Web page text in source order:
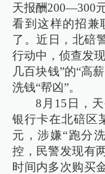
天报酬200—300
看到这样的招兼
了。近日，北碚
行动中，侦查发
几百块钱”的“高
洗钱“帮凶”。
8月15日，
银行卡在北碚区
元，涉嫌“跑分
控，民警发现有
时间内多次购买